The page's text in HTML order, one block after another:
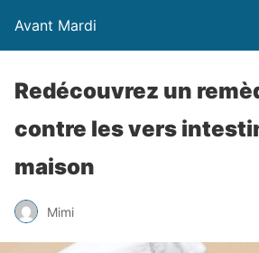
Avant Mardi
Redécouvrez un
contre les vers
maison
Mimi